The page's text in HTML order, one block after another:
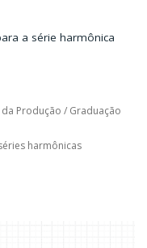
a série harmônica
da Produção / Graduação
harmônicas